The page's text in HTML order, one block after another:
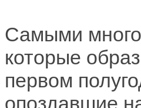
Самыми
которые
первом
опоздавшие